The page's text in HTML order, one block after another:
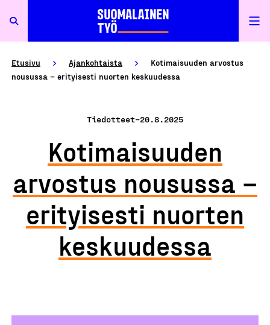
Etusivu Ajankohtaista
Kotimaisuuden arvostus
nousussa – erityisesti nuorten keskuudessa
Tiedotteet–20.8.2025
Kotimaisuuden
arvostus nousussa –
erityisesti nuorten
keskuudessa